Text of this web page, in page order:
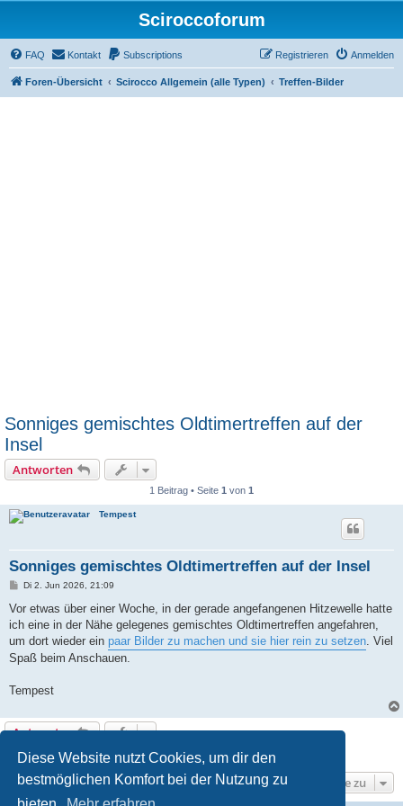
Diese Website nutzt Cookies, um dir den
bestmöglichen Komfort bei der Nutzung zu
Sciroccoforum
FAQ Kontakt Subscriptions Anmelden
Registrieren
Foren-Übersicht Scirocco Allgemein (alle Typen) Treffen-Bilder
Sonniges gemischtes Oldtimertreffen auf der
Insel
Antworten
1 Beitrag • Seite 1 von 1
Tempest
Sonniges gemischtes Oldtimertreffen auf der Insel
B
i
r
a
Di 2. Jun 2026, 21:09
Vor etwas über einer Woche, in der gerade angefangenen Hitzewelle hatte
ich eine in der Nähe gelegenes gemischtes Oldtimertreffen angefahren,
um dort wieder ein paar Bilder zu machen und sie hier rein zu setzen. Viel
Spaß beim Anschauen.
Tempest
Antworten
1 Beitrag • Seite1von 1
Gehe zu